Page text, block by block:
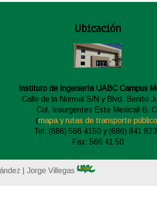
Ubicación
Instituto de Ingeniería UABC Campus
Calle de la Normal S/N y Blvd. Benito
Col. Insurgentes Este Mexicali B.
(mapa y rutas de transporte público
Tel: (686) 566 4150 y (686) 841
Fax: 566 41 50
| Jorge Villegas